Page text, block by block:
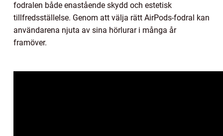
fodralen både enastående skydd och estetisk
tillfredsställelse. Genom att välja rätt AirPods-fodral kan
användarena njuta av sina hörlurar i många år
framöver.